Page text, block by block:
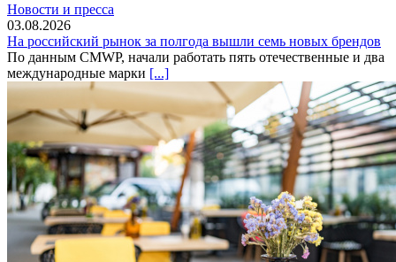
Новости и пресса
03.08.2026
На российский рынок за полгода вышли семь новых брендов
По данным CMWP, начали работать пять отечественные и два
международные марки [...]